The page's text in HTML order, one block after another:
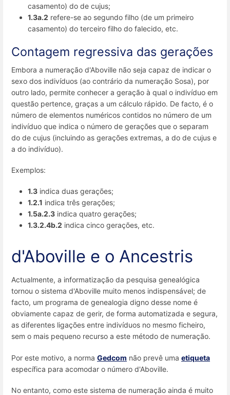
casamento) do de cujus;
1.3a.2 refere-se ao segundo filho (de um primeiro
casamento) do terceiro filho do falecido, etc.
Contagem regressiva das gerações
Embora a numeração d'Aboville não seja capaz de indicar o
sexo dos indivíduos (ao contrário da numeração Sosa), por
outro lado, permite conhecer a geração à qual o indivíduo em
questão pertence, graças a um cálculo rápido. De facto, é o
número de elementos numéricos contidos no número de um
indivíduo que indica o número de gerações que o separam
do de cujus (incluindo as gerações extremas, a do de cujus e
a do indivíduo).
Exemplos:
1.3 indica duas gerações;
1.2.1 indica três gerações;
1.5a.2.3 indica quatro gerações;
1.3.2.4b.2 indica cinco gerações, etc.
d'Aboville e o Ancestris
Actualmente, a informatização da pesquisa genealógica
tornou o sistema d'Aboville muito menos indispensável; de
facto, um programa de genealogia digno desse nome é
obviamente capaz de gerir, de forma automatizada e segura,
as diferentes ligações entre indivíduos no mesmo ficheiro,
sem o mais pequeno recurso a este método de numeração.
Por este motivo, a norma Gedcom não prevê uma etiqueta
específica para acomodar o número d'Aboville.
No entanto, como este sistema de numeração ainda é muito